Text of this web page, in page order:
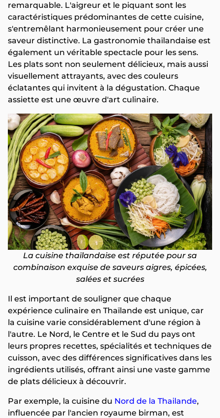
remarquable. L'aigreur et le piquant sont les
caractéristiques prédominantes de cette cuisine,
s'entremêlant harmonieusement pour créer une
saveur distinctive. La gastronomie thaïlandaise est
également un véritable spectacle pour les sens.
Les plats sont non seulement délicieux, mais aussi
visuellement attrayants, avec des couleurs
éclatantes qui invitent à la dégustation. Chaque
assiette est une œuvre d'art culinaire.
La cuisine thaïlandaise est réputée pour sa
combinaison exquise de saveurs aigres, épicées,
salées et sucrées
Il est important de souligner que chaque
expérience culinaire en Thaïlande est unique, car
la cuisine varie considérablement d'une région à
l'autre. Le Nord, le Centre et le Sud du pays ont
leurs propres recettes, spécialités et techniques de
cuisson, avec des différences significatives dans les
ingrédients utilisés, offrant ainsi une vaste gamme
de plats délicieux à découvrir.
Par exemple, la cuisine du Nord de la Thailande,
influencée par l'ancien royaume birman, est